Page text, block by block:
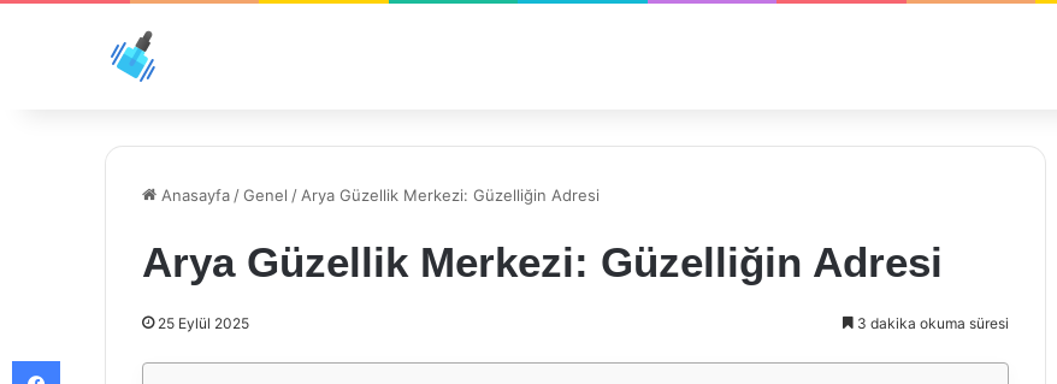
Anasayfa /Genel / Arya Güzellik Merkezi: Güzelliğin Adresi
Arya Güzellik Merkezi: Güzelliğin Adresi
25 Eylül 2025 3 dakika okuma süresi
Facebook